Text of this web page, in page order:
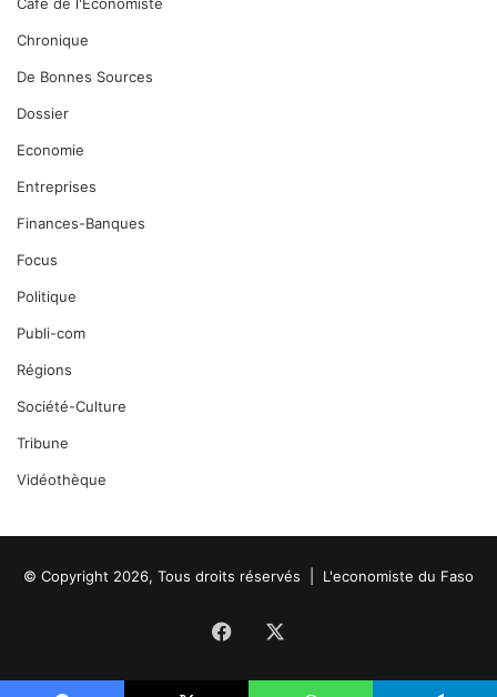
Chronique
De Bonnes Sources
Dossier
Economie
Entreprises
Finances-Banques
Focus
Politique
Publi-com
Régions
Société-Culture
Tribune
Vidéothèque
© Copyright 2026, Tous droits réservés | L'economiste du Faso
Facebook